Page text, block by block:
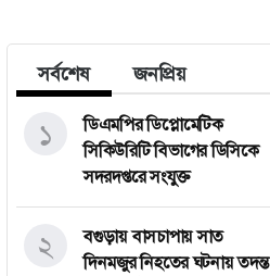
সর্বশেষ জনপ্রিয়
ডিএমপির ডিপ্লোমেটিক
সিকিউরিটি বিভাগের ডিসিকে
সদরদপ্তরে সংযুক্ত
১
বগুড়ায় বাসচাপায় সাত
দিনমজুর নিহতের ঘটনায় তদন্ত
২